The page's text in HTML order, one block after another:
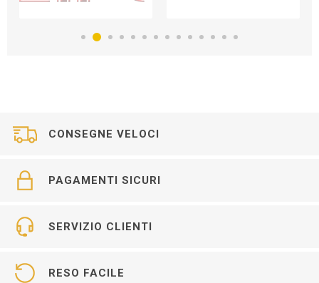
CONSEGNE VELOCI
PAGAMENTI SICURI
SERVIZIO CLIENTI
RESO FACILE